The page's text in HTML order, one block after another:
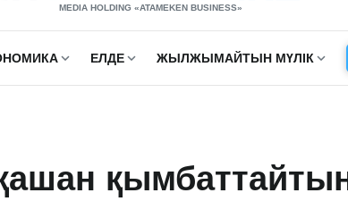
MEDIA HOLDING «ATAMEKЕN BUSINESS»
ЕЛДЕ ЖЫЛЖЫМАЙТЫН МҮЛІК